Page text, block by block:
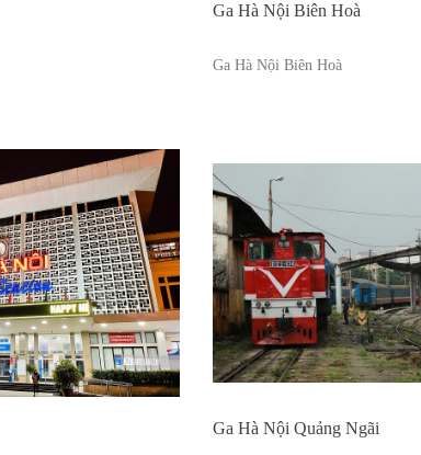
Ga Hà Nội Biên Hoà
Ga Hà Nội Biên Hoà
Ga Hà Nội Quảng Ngãi